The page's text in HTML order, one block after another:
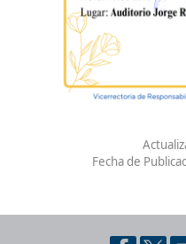
Fecha de